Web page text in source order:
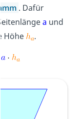
. Dafür
a und
Höhe
.